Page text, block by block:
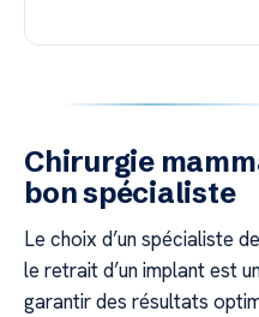
Chirurgie
bon spécialiste
Le choix d’un spécialiste
le retrait d’un implant est
garantir des résultats